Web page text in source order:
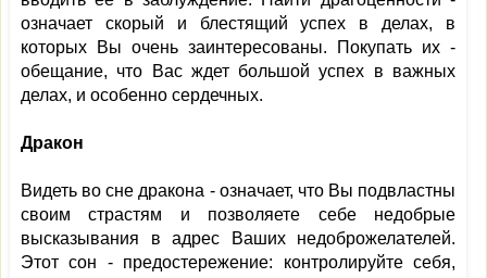
означает скорый и блестящий успех в делах, в
которых Вы очень заинтересованы. Покупать их -
обещание, что Вас ждет большой успех в важных
делах, и особенно сердечных.
Дракон
Видеть во сне дракона - означает, что Вы подвластны
своим страстям и позволяете себе недобрые
высказывания в адрес Ваших недоброжелателей.
Этот сон - предостережение: контролируйте себя,